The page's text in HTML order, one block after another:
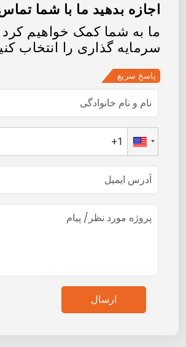
اجازه بدهید ما با شما
ما به شما کمک خواهیم کرد
سرمایه گذاری را انتخاب
پاسخ سریع
ارسال